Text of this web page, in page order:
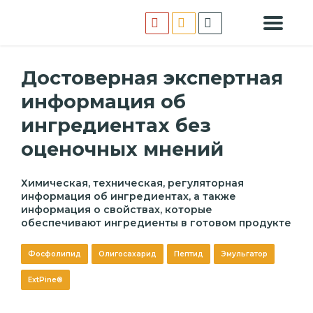
Достоверная экспертная
информация об
ингредиентах без
оценочных мнений
Химическая, техническая, регуляторная
информация об ингредиентах, а также
информация о свойствах, которые
обеспечивают ингредиенты в готовом продукте
Фосфолипид Олигосахарид Пептид Эмульгатор
ExtPine®